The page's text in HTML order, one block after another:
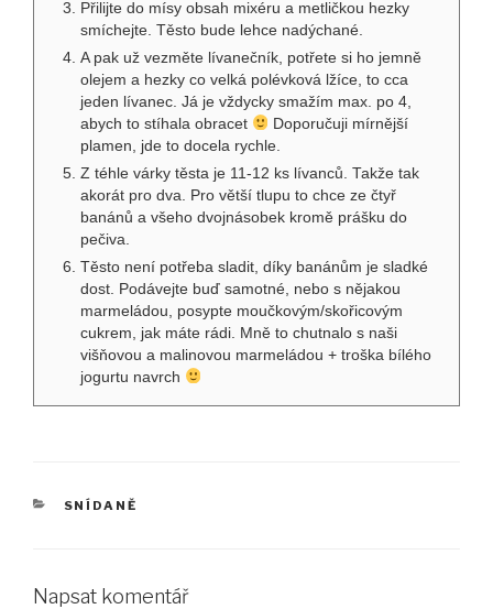
Přilijte do mísy obsah mixéru a metličkou hezky
smíchejte. Těsto bude lehce nadýchané.
A pak už vezměte lívanečník, potřete si ho jemně
olejem a hezky co velká polévková lžíce, to cca
jeden lívanec. Já je vždycky smažím max. po 4,
abych to stíhala obracet
Doporučuji mírnější
plamen, jde to docela rychle.
Z téhle várky těsta je 11-12 ks lívanců. Takže tak
akorát pro dva. Pro větší tlupu to chce ze čtyř
banánů a všeho dvojnásobek kromě prášku do
pečiva.
Těsto není potřeba sladit, díky banánům je sladké
dost. Podávejte buď samotné, nebo s nějakou
marmeládou, posypte moučkovým/skořicovým
cukrem, jak máte rádi. Mně to chutnalo s naši
višňovou a malinovou marmeládou + troška bílého
jogurtu navrch
RUBRIKY
SNÍDANĚ
Napsat komentář